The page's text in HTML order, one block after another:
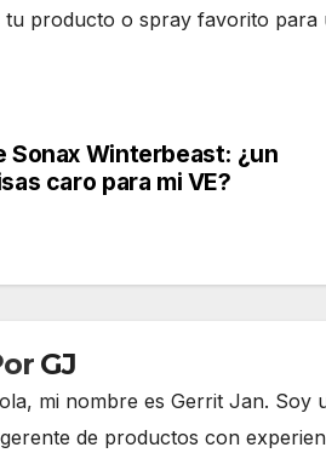
tu producto o spray favorito
Sonax Winterbeast: ¿un
caro para mi VE?
GJ
mi nombre es Gerrit Jan. Soy
de productos con